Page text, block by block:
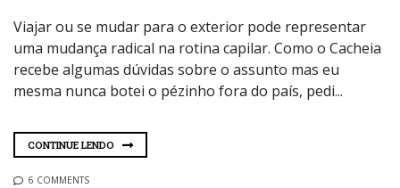
Viajar ou se mudar para o exterior pode representar
uma mudança radical na rotina capilar. Como o Cacheia
recebe algumas dúvidas sobre o assunto mas eu
mesma nunca botei o pézinho fora do país, pedi...
CONTINUE LENDO
6 COMMENTS